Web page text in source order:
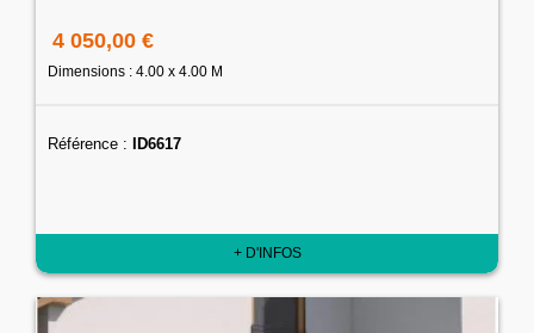
4 050,00 €
Dimensions : 4.00 x 4.00 M
Référence : ID6617
+ D'INFOS